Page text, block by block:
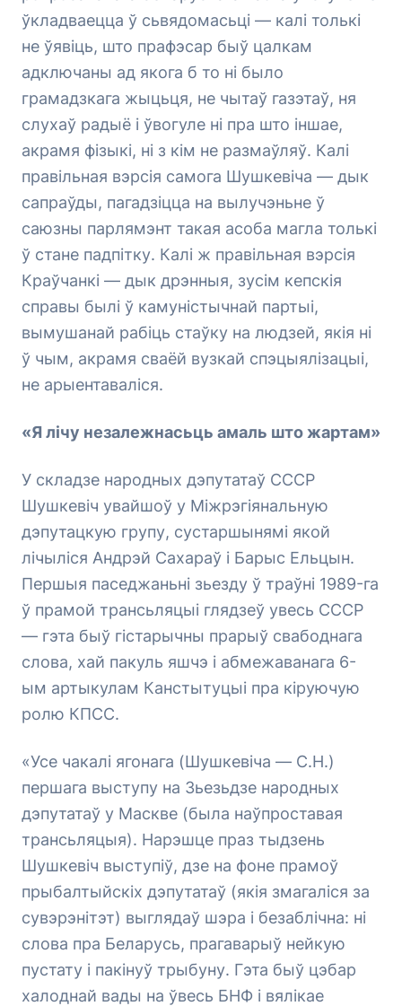
ўкладваецца ў сьвядомасьці — калі толькі
не ўявіць, што прафэсар быў цалкам
адключаны ад якога б то ні было
грамадзкага жыцьця, не чытаў газэтаў, ня
слухаў радыё і ўвогуле ні пра што іншае,
акрамя фізыкі, ні з кім не размаўляў. Калі
правільная вэрсія самога Шушкевіча — дык
сапраўды, пагадзіцца на вылучэньне ў
саюзны парлямэнт такая асоба магла толькі
ў стане падпітку. Калі ж правільная вэрсія
Краўчанкі — дык дрэнныя, зусім кепскія
справы былі ў камуністычнай партыі,
вымушанай рабіць стаўку на людзей, якія ні
ў чым, акрамя сваёй вузкай спэцыялізацыі,
не арыентаваліся.
«Я лічу незалежнасьць амаль што жартам»
У складзе народных дэпутатаў СССР
Шушкевіч увайшоў у Міжрэгіянальную
дэпутацкую групу, сустаршынямі якой
лічыліся Андрэй Сахараў і Барыс Ельцын.
Першыя паседжаньні зьезду ў траўні 1989-га
ў прамой трансьляцыі глядзеў увесь СССР
— гэта быў гістарычны прарыў свабоднага
слова, хай пакуль яшчэ і абмежаванага 6-
ым артыкулам Канстытуцыі пра кіруючую
ролю КПСС.
«Усе чакалі ягонага (Шушкевіча — С.Н.)
першага выступу на Зьезьдзе народных
дэпутатаў у Маскве (была наўпроставая
трансьляцыя). Нарэшце праз тыдзень
Шушкевіч выступіў, дзе на фоне прамоў
прыбалтыйскіх дэпутатаў (якія змагаліся за
сувэрэнітэт) выглядаў шэра і безаблічна: ні
слова пра Беларусь, прагаварыў нейкую
пустату і пакінуў трыбуну. Гэта быў цэбар
халоднай вады на ўвесь БНФ і вялікае